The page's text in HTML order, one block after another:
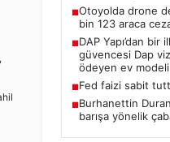
■Otoyolda drone
bin 123 araca
■DAP Yapı’dan bir
güvencesi Dap
ödeyen ev modeli
■Fed faizi sabit
■Burhanettin Duran:
barışa yönelik